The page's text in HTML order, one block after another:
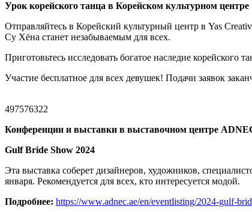
Урок корейского танца в Корейском культурном центре
Отправляйтесь в Корейский культурный центр в Yas
Су Хёна станет незабываемым для всех.
Приготовьтесь исследовать богатое наследие
Участие бесплатное для всех девушек! Подачи заявок
497576322
Конференции и выставки в выставочном центре
Gulf Bride Show 2024
Эта выставка соберет дизайнеров, художников,
января. Рекомендуется для всех, кто интересуется модой.
Подробнее: https://www.adnec.ae/en/eventlisting/2024-gulf-